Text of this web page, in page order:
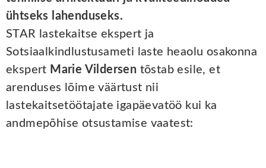
ühtseks lahenduseks.
STAR lastekaitse ekspert ja
Sotsiaalkindlustusameti laste heaolu osakonna
ekspert Marie Vildersen tõstab esile, et
arenduses lõime väärtust nii
lastekaitsetöötajate igapäevatöö kui ka
andmepõhise otsustamise vaatest: